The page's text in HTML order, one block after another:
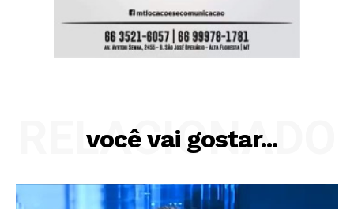
você vai gostar...
RELACIONADO